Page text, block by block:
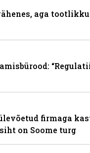
aga
firmaga
on Soome turg